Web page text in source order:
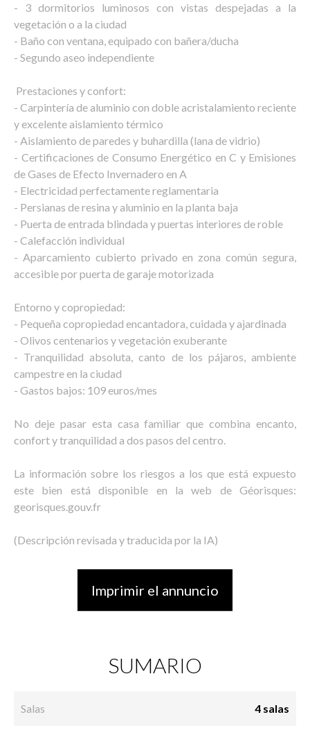
- 3 dormitorios luminosos con vistas despejadas a la
vegetación o a la ciudad
- Baño con ventana, equipado con bañera/ducha
- Segundo aseo independiente
️ Prestaciones y confort:
- Carpintería de aluminio con doble acristalamiento reciente
y excelente aislamiento térmico
- Aislamiento de paredes y buhardilla (lana de vidrio)
- Certificaciones de Consumo Energético en C y Emisiones
de Gases de Efecto Invernadero en A
- Electricidad perfectamente reglamentaria
- Persianas de resina y aluminio en la planta baja
- Puerta de entrada blindada y puertas interiores de roble
- Calefacción individual
- Aparcamiento cubierto privado en zona común segura,
accesible por puerta de garaje motorizada
Entorno y copropiedad:
- Pequeña copropiedad encantadora, cuidada y ajardinada
- Olivos centenarios y vegetación exuberante
- Tranquilidad absoluta, canto de los pájaros, ambiente
campestre en la ciudad
- Gastos bajos: 109 euros/mes
No deje pasar esta casa familiar que combina encanto,
confort y tranquilidad a dos pasos del centro.
La información sobre los riesgos a los que está expuesto
este bien está disponible en la web de Géorisques:
georisques.gouv.fr
(Descripción revisada y traducida por la IA)
Imprimir el annuncio
SUMARIO
Salas 4 salas